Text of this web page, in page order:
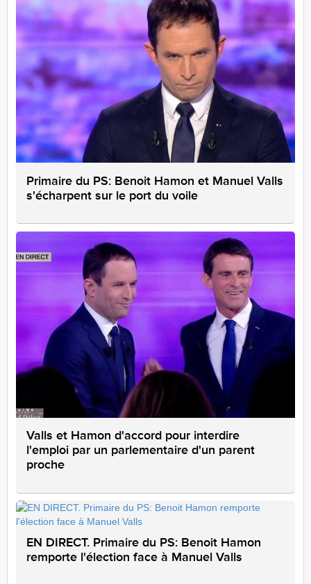
Primaire du PS: Benoit Hamon et Manuel Valls
s'écharpent sur le port du voile
Valls et Hamon d'accord pour interdire
l'emploi par un parlementaire d'un parent
proche
EN DIRECT. Primaire du PS: Benoit Hamon
remporte l'élection face à Manuel Valls